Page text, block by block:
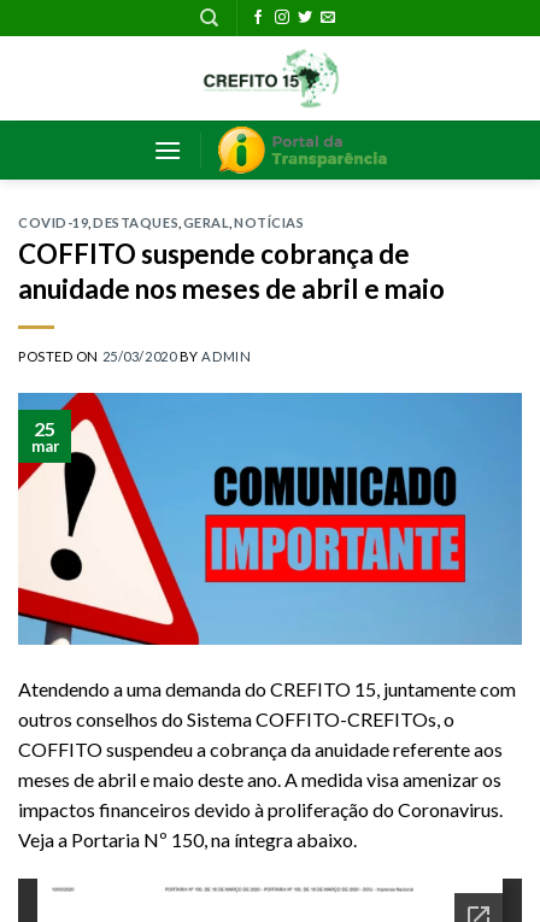
COVID-19 ,DESTAQUES GERAL ,NOTÍCIAS
COFFITO suspende cobrança de
anuidade nos meses de abril e maio
POSTED ON 25/03/2020BY ADMIN
25
mar
Atendendo a uma demanda do CREFITO 15, juntamente com
outros conselhos do Sistema COFFITO-CREFITOs, o
COFFITO suspendeu a cobrança da anuidade referente aos
meses de abril e maio deste ano. A medida visa amenizar os
impactos financeiros devido à proliferação do Coronavirus.
Veja a Portaria Nº 150, na íntegra abaixo.